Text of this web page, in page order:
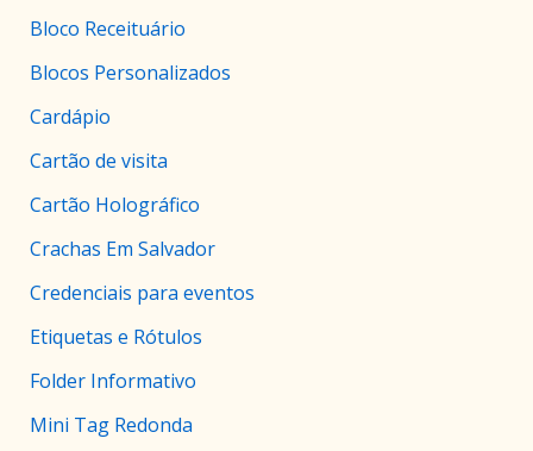
Bloco Receituário
Blocos Personalizados
Cardápio
Cartão de visita
Cartão Holográfico
Crachas Em Salvador
Credenciais para eventos
Etiquetas e Rótulos
Folder Informativo
Mini Tag Redonda